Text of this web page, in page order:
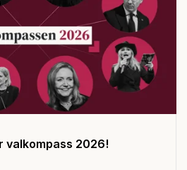
valkompass 2026!